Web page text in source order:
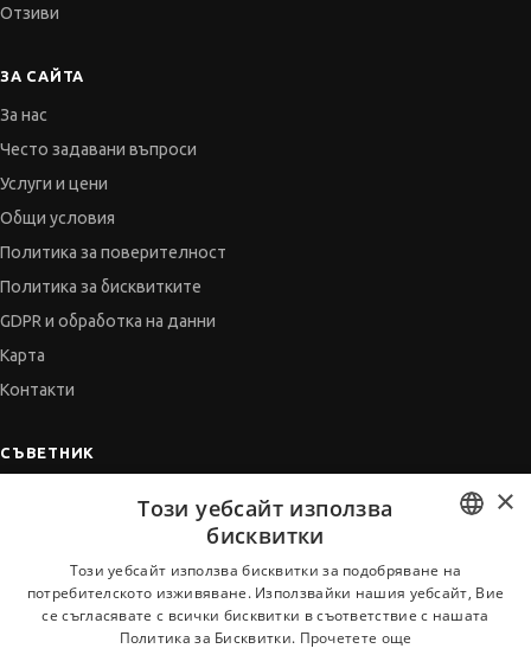
Отзиви
ЗА САЙТА
За нас
Често задавани въпроси
Услуги и цени
Общи условия
Политика за поверителност
Политика за бисквитките
GDPR и обработка на данни
Карта
Контакти
СЪВЕТНИК
Когато получим оферта
BULGARIAN
ENGLISH
×
Този уебсайт използва
бисквитки
Този уебсайт използва бисквитки за подобряване на
потребителското изживяване. Използвайки нашия уебсайт, Вие
се съгласявате с всички бисквитки в съответствие с нашата
Политика за Бисквитки. Прочетете още